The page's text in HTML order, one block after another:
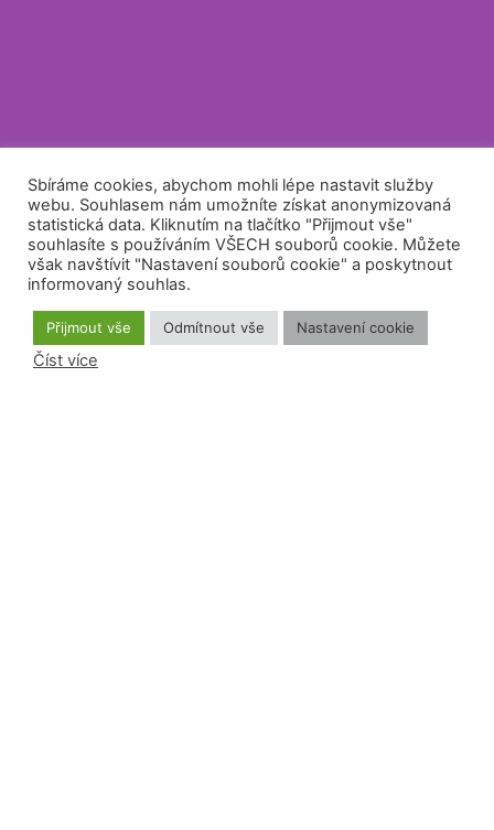
IČ: 70282170
DIČ: CZ70282170 - nejsme plátci DPH
Datová schránka: 3enrdcq
Sbíráme cookies, abychom mohli lépe nastavit služby
webu. Souhlasem nám umožníte získat anonymizovaná
statistická data. Kliknutím na tlačítko "Přijmout vše"
souhlasíte s používáním VŠECH souborů cookie. Můžete
však navštívit "Nastavení souborů cookie" a poskytnout
informovaný souhlas.
Přijmout vše Odmítnout vše Nastavení cookie
Číst více